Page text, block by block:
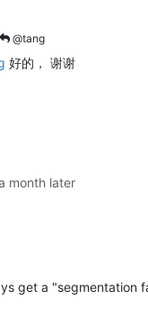
@tang
好的， 谢谢
month later
get a "segmentation